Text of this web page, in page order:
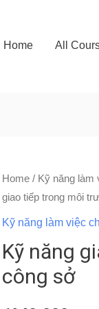
Home All
Home/ Kỹ năng làm
giao tiếp trong môi
Kỹ năng làm việc
Kỹ năng
công sở
Kỹ
năng
giao
trong
môi